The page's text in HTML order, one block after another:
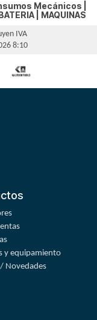
Mecánicos |
| MAQUINAS
IVA
8:10
y equipamiento
Novedades